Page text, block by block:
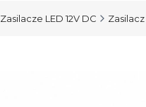
Zasilacze LED 12V DC Zasilacz